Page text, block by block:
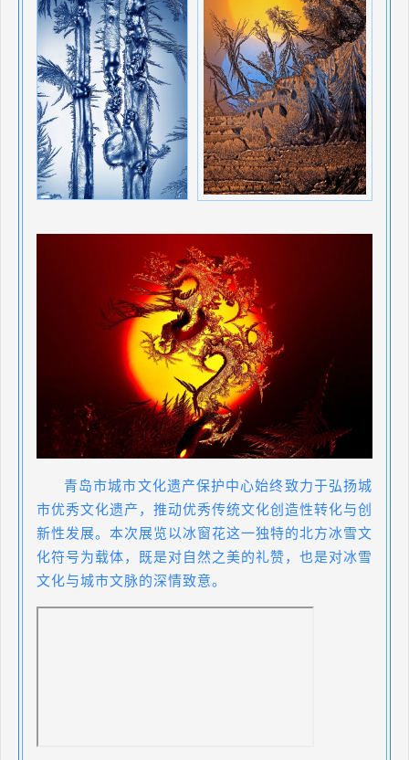
青岛市城市文化遗产保护中心始终致力于弘扬城
市优秀文化遗产，推动优秀传统文化创造性转化与创
新性发展。本次展览以冰窗花这一独特的北方冰雪文
化符号为载体，既是对自然之美的礼赞，也是对冰雪
文化与城市文脉的深情致意。